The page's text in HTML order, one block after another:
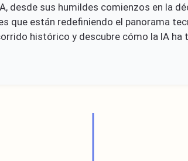
desde sus humildes comienzos en la
que están redefiniendo el panorama
histórico y descubre cómo la IA